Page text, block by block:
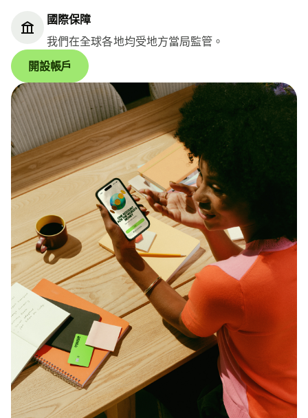
國際保障
我們在全球各地均受地方當局監管。
開設帳戶